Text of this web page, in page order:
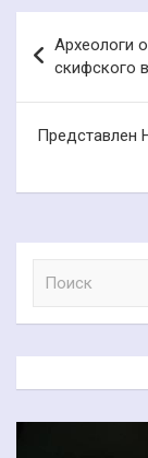
по
записям
Археологи
скифского
Представлен
к